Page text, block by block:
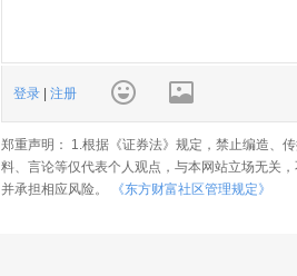
登录 | 注册
郑重声明： 1.根据《证券法》规定，禁止编造、
料、言论等仅代表个人观点，与本网站立场无关
并承担相应风险。
《东方财富社区管理规定》